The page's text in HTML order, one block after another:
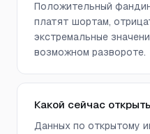
Положительный
платят шортам,
экстремальные
возможном развороте.
Какой сейчас
Данных по открытому